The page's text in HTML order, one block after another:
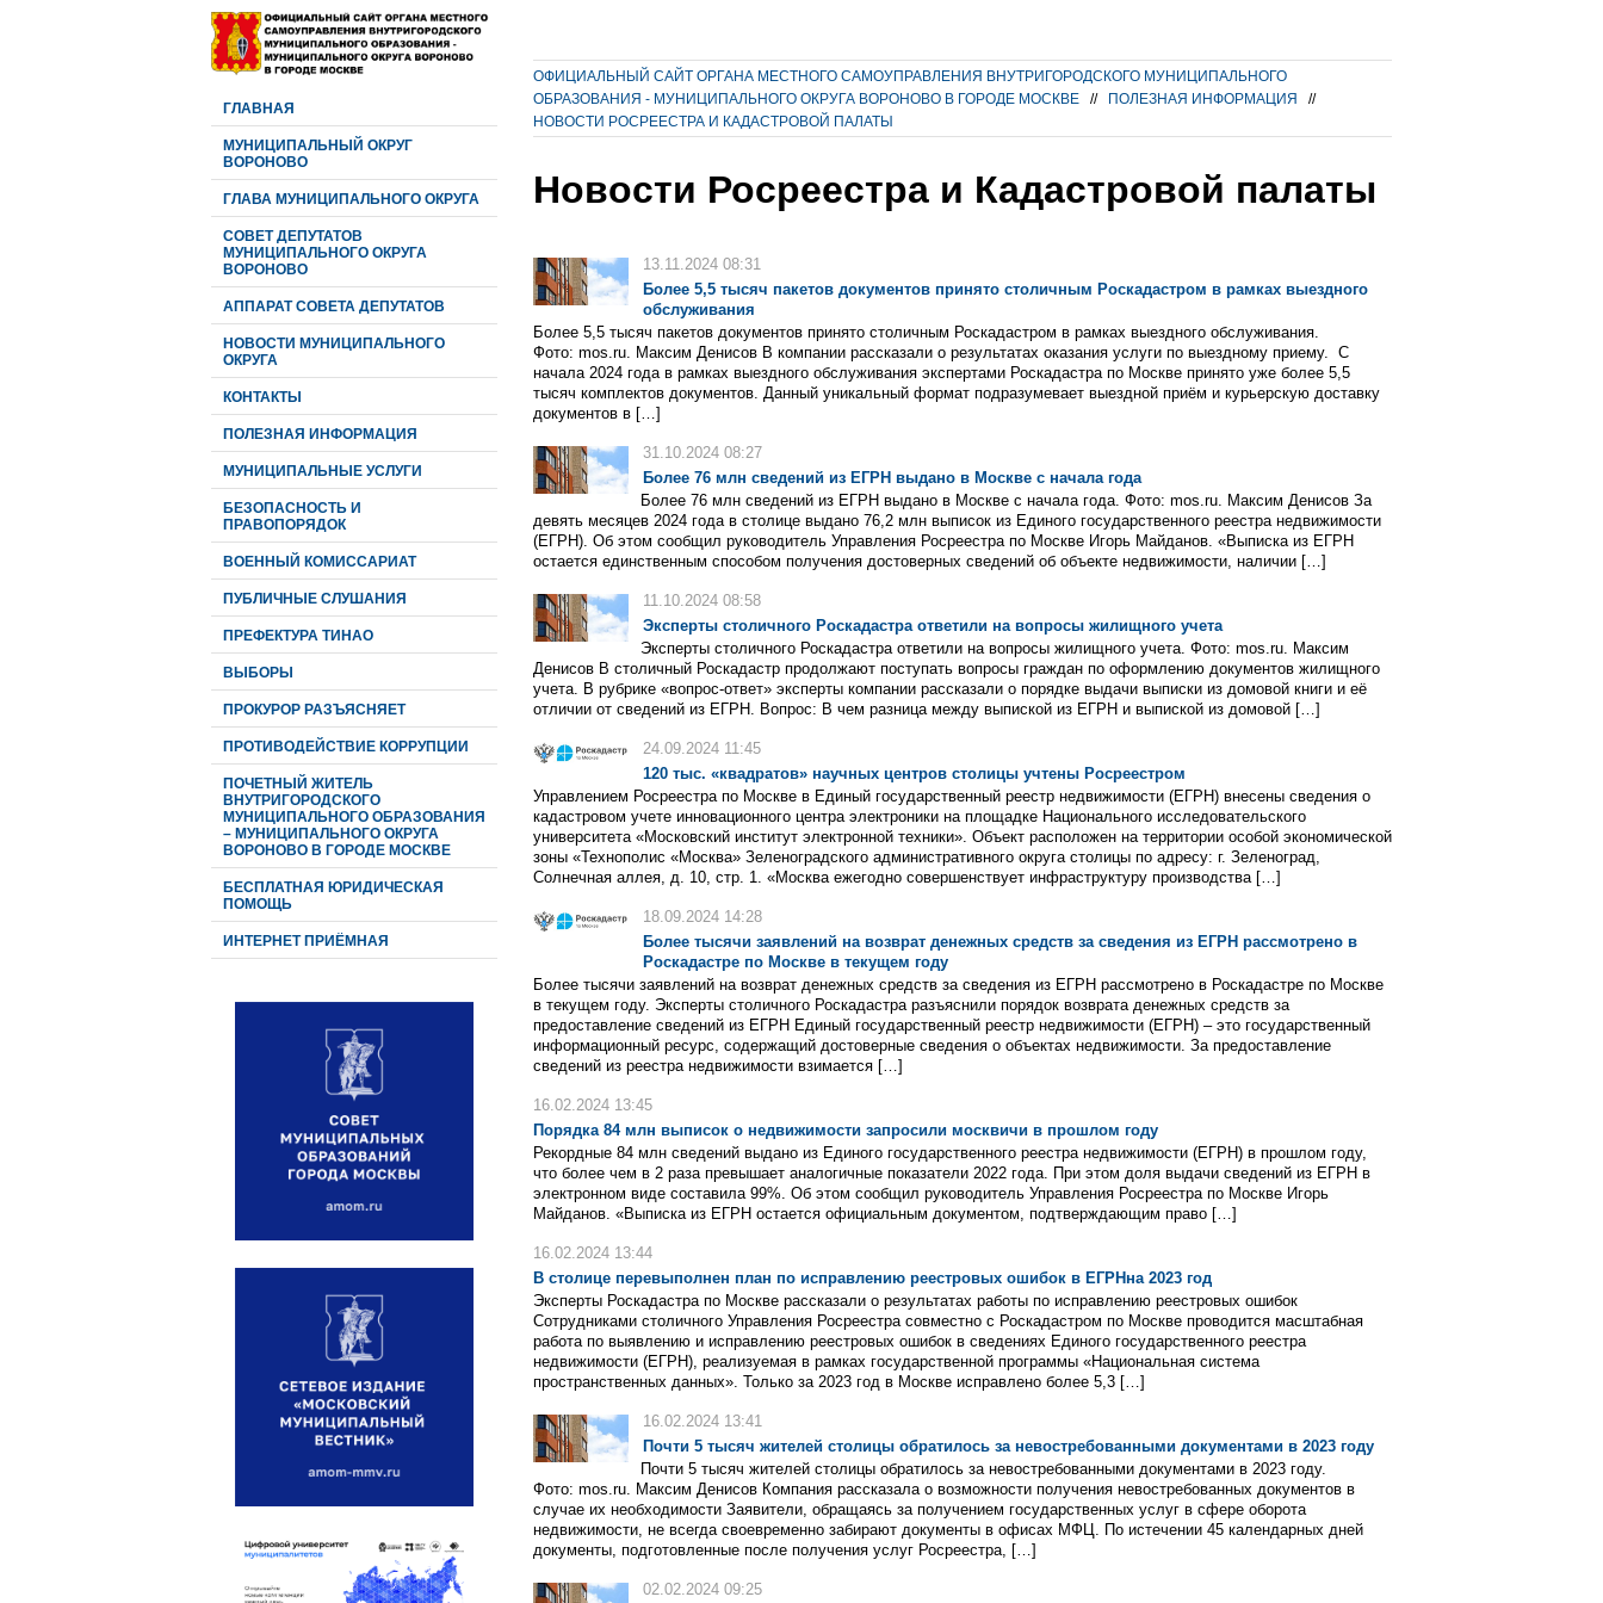
ГЛАВНАЯ
МУНИЦИПАЛЬНЫЙ ОКРУГ
ВОРОНОВО
ГЛАВА МУНИЦИПАЛЬНОГО ОКРУГА
CОВЕТ ДЕПУТАТОВ
МУНИЦИПАЛЬНОГО ОКРУГА
ВОРОНОВО
АППАРАТ СОВЕТА ДЕПУТАТОВ
НОВОСТИ МУНИЦИПАЛЬНОГО
ОКРУГА
КОНТАКТЫ
ПОЛЕЗНАЯ ИНФОРМАЦИЯ
МУНИЦИПАЛЬНЫЕ УСЛУГИ
БЕЗОПАСНОСТЬ И
ПРАВОПОРЯДОК
ВОЕННЫЙ КОМИССАРИАТ
ПУБЛИЧНЫЕ СЛУШАНИЯ
ПРЕФЕКТУРА ТИНАО
ВЫБОРЫ
ПРОКУРОР РАЗЪЯСНЯЕТ
ПРОТИВОДЕЙСТВИЕ КОРРУПЦИИ
ПОЧЕТНЫЙ ЖИТЕЛЬ
ВНУТРИГОРОДСКОГО
МУНИЦИПАЛЬНОГО ОБРАЗОВАНИЯ
– МУНИЦИПАЛЬНОГО ОКРУГА
ВОРОНОВО В ГОРОДЕ МОСКВЕ
БЕСПЛАТНАЯ ЮРИДИЧЕСКАЯ
ПОМОЩЬ
ИНТЕРНЕТ ПРИЁМНАЯ
ОФИЦИАЛЬНЫЙ САЙТ ОРГАНА МЕСТНОГО САМОУПРАВЛЕНИЯ ВНУТРИГОРОДСКОГО МУНИЦИПАЛЬНОГО
ОБРАЗОВАНИЯ - МУНИЦИПАЛЬНОГО ОКРУГА ВОРОНОВО В ГОРОДЕ МОСКВЕ
// ПОЛЕЗНАЯ ИНФОРМАЦИЯ
//
НОВОСТИ РОСРЕЕСТРА И КАДАСТРОВОЙ ПАЛАТЫ
Новости Росреестра и Кадастровой палаты
13.11.2024 08:31
Более 5,5 тысяч пакетов документов принято столичным Роскадастром в рамках выездного
обслуживания
Более 5,5 тысяч пакетов документов принято столичным Роскадастром в рамках выездного обслуживания.
Фото: mos.ru. Максим Денисов В компании рассказали о результатах оказания услуги по выездному приему. С
начала 2024 года в рамках выездного обслуживания экспертами Роскадастра по Москве принято уже более 5,5
тысяч комплектов документов. Данный уникальный формат подразумевает выездной приём и курьерскую доставку
документов в […]
31.10.2024 08:27
Более 76 млн сведений из ЕГРН выдано в Москве с начала года
Более 76 млн сведений из ЕГРН выдано в Москве с начала года. Фото: mos.ru. Максим Денисов За
девять месяцев 2024 года в столице выдано 76,2 млн выписок из Единого государственного реестра недвижимости
(ЕГРН). Об этом сообщил руководитель Управления Росреестра по Москве Игорь Майданов. «Выписка из ЕГРН
остается единственным способом получения достоверных сведений об объекте недвижимости, наличии […]
11.10.2024 08:58
Эксперты столичного Роскадастра ответили на вопросы жилищного учета
Эксперты столичного Роскадастра ответили на вопросы жилищного учета. Фото: mos.ru. Максим
Денисов В столичный Роскадастр продолжают поступать вопросы граждан по оформлению документов жилищного
учета. В рубрике «вопрос-ответ» эксперты компании рассказали о порядке выдачи выписки из домовой книги и её
отличии от сведений из ЕГРН. Вопрос: В чем разница между выпиской из ЕГРН и выпиской из домовой […]
24.09.2024 11:45
120 тыс. «квадратов» научных центров столицы учтены Росреестром
Управлением Росреестра по Москве в Единый государственный реестр недвижимости (ЕГРН) внесены сведения о
кадастровом учете инновационного центра электроники на площадке Национального исследовательского
университета «Московский институт электронной техники». Объект расположен на территории особой экономической
зоны «Технополис «Москва» Зеленоградского административного округа столицы по адресу: г. Зеленоград,
Солнечная аллея, д. 10, стр. 1. «Москва ежегодно совершенствует инфраструктуру производства […]
18.09.2024 14:28
Более тысячи заявлений на возврат денежных средств за сведения из ЕГРН рассмотрено в
Роскадастре по Москве в текущем году
Более тысячи заявлений на возврат денежных средств за сведения из ЕГРН рассмотрено в Роскадастре по Москве
в текущем году. Эксперты столичного Роскадастра разъяснили порядок возврата денежных средств за
предоставление сведений из ЕГРН Единый государственный реестр недвижимости (ЕГРН) – это государственный
информационный ресурс, содержащий достоверные сведения о объектах недвижимости. За предоставление
сведений из реестра недвижимости взимается […]
16.02.2024 13:45
Порядка 84 млн выписок о недвижимости запросили москвичи в прошлом году
Рекордные 84 млн сведений выдано из Единого государственного реестра недвижимости (ЕГРН) в прошлом году,
что более чем в 2 раза превышает аналогичные показатели 2022 года. При этом доля выдачи сведений из ЕГРН в
электронном виде составила 99%. Об этом сообщил руководитель Управления Росреестра по Москве Игорь
Майданов. «Выписка из ЕГРН остается официальным документом, подтверждающим право […]
16.02.2024 13:44
В столице перевыполнен план по исправлению реестровых ошибок в ЕГРНна 2023 год
Эксперты Роскадастра по Москве рассказали о результатах работы по исправлению реестровых ошибок
Сотрудниками столичного Управления Росреестра совместно с Роскадастром по Москве проводится масштабная
работа по выявлению и исправлению реестровых ошибок в сведениях Единого государственного реестра
недвижимости (ЕГРН), реализуемая в рамках государственной программы «Национальная система
пространственных данных». Только за 2023 год в Москве исправлено более 5,3 […]
16.02.2024 13:41
Почти 5 тысяч жителей столицы обратилось за невостребованными документами в 2023 году
Почти 5 тысяч жителей столицы обратилось за невостребованными документами в 2023 году.
Фото: mos.ru. Максим Денисов Компания рассказала о возможности получения невостребованных документов в
случае их необходимости Заявители, обращаясь за получением государственных услуг в сфере оборота
недвижимости, не всегда своевременно забирают документы в офисах МФЦ. По истечении 45 календарных дней
документы, подготовленные после получения услуг Росреестра, […]
02.02.2024 09:25